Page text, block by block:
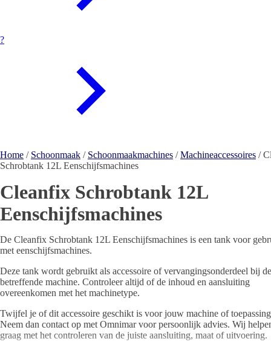
?
Home / Schoonmaak / Schoonmaakmachines /Machineaccessoires /
Schrobtank 12L Eenschijfsmachines
Cleanfix Schrobtank 12L
Eenschijfsmachines
De Cleanfix Schrobtank 12L Eenschijfsmachines is een tank voor
met eenschijfsmachines.
Deze tank wordt gebruikt als accessoire of vervangingsonderdeel bij de
betreffende machine. Controleer altijd of de inhoud en aansluiting
overeenkomen met het machinetype.
Twijfel je of dit accessoire geschikt is voor jouw machine of
Neem dan contact op met Omnimar voor persoonlijk advies. Wij
graag met het controleren van de juiste aansluiting, maat of uitvoering.